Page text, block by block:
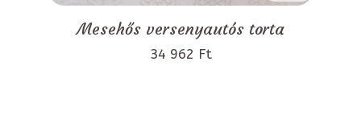
Mesehős versenyautós torta
34 962 Ft